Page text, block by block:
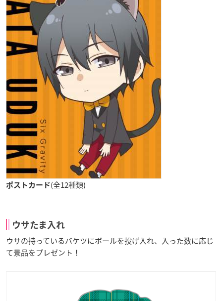
ポストカード(全12種類)
ウサたま入れ
ウサの持っているバケツにボールを投げ入れ、入った数に応じ
て景品をプレゼント！